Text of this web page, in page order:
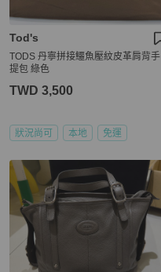
Tod's
TODS 丹寧拼接鱷魚壓紋皮革肩背手
提包 綠色
TWD 3,500
狀況尚可 本地 免運